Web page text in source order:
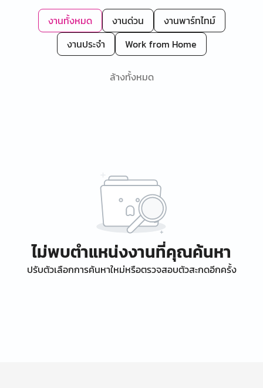
งานทั้งหมด งานด่วน
งานพาร์ทไทม์
งานประจำ
Work from Home
ล้างทั้งหมด
ไม่พบตำแหน่งงานที่คุณค้นหา
ปรับตัวเลือกการค้นหาใหม่หรือตรวจสอบตัวสะกดอีกครั้ง